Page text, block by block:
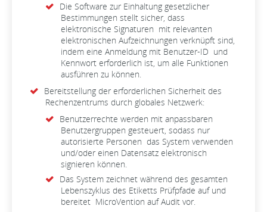
Die Software zur Einhaltung gesetzlicher
Bestimmungen stellt sicher, dass
elektronische Signaturen mit relevanten
elektronischen Aufzeichnungen verknüpft sind,
indem eine Anmeldung mit Benutzer-ID und
Kennwort erforderlich ist, um alle Funktionen
ausführen zu können.
Bereitstellung der erforderlichen Sicherheit des
Rechenzentrums durch globales Netzwerk:
Benutzerrechte werden mit anpassbaren
Benutzergruppen gesteuert, sodass nur
autorisierte Personen das System verwenden
und/oder einen Datensatz elektronisch
signieren können.
Das System zeichnet während des gesamten
Lebenszyklus des Etiketts Prüfpfade auf und
bereitet MicroVention auf Audit vor.